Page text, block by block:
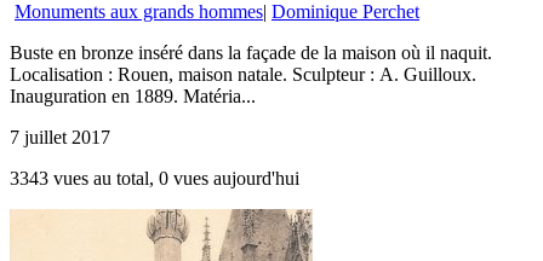
Monuments aux grands hommes| Dominique Perchet
Buste en bronze inséré dans la façade de la maison où il naquit.
Localisation : Rouen, maison natale. Sculpteur : A. Guilloux.
Inauguration en 1889. Matéria...
7 juillet 2017
3343 vues au total, 0 vues aujourd'hui